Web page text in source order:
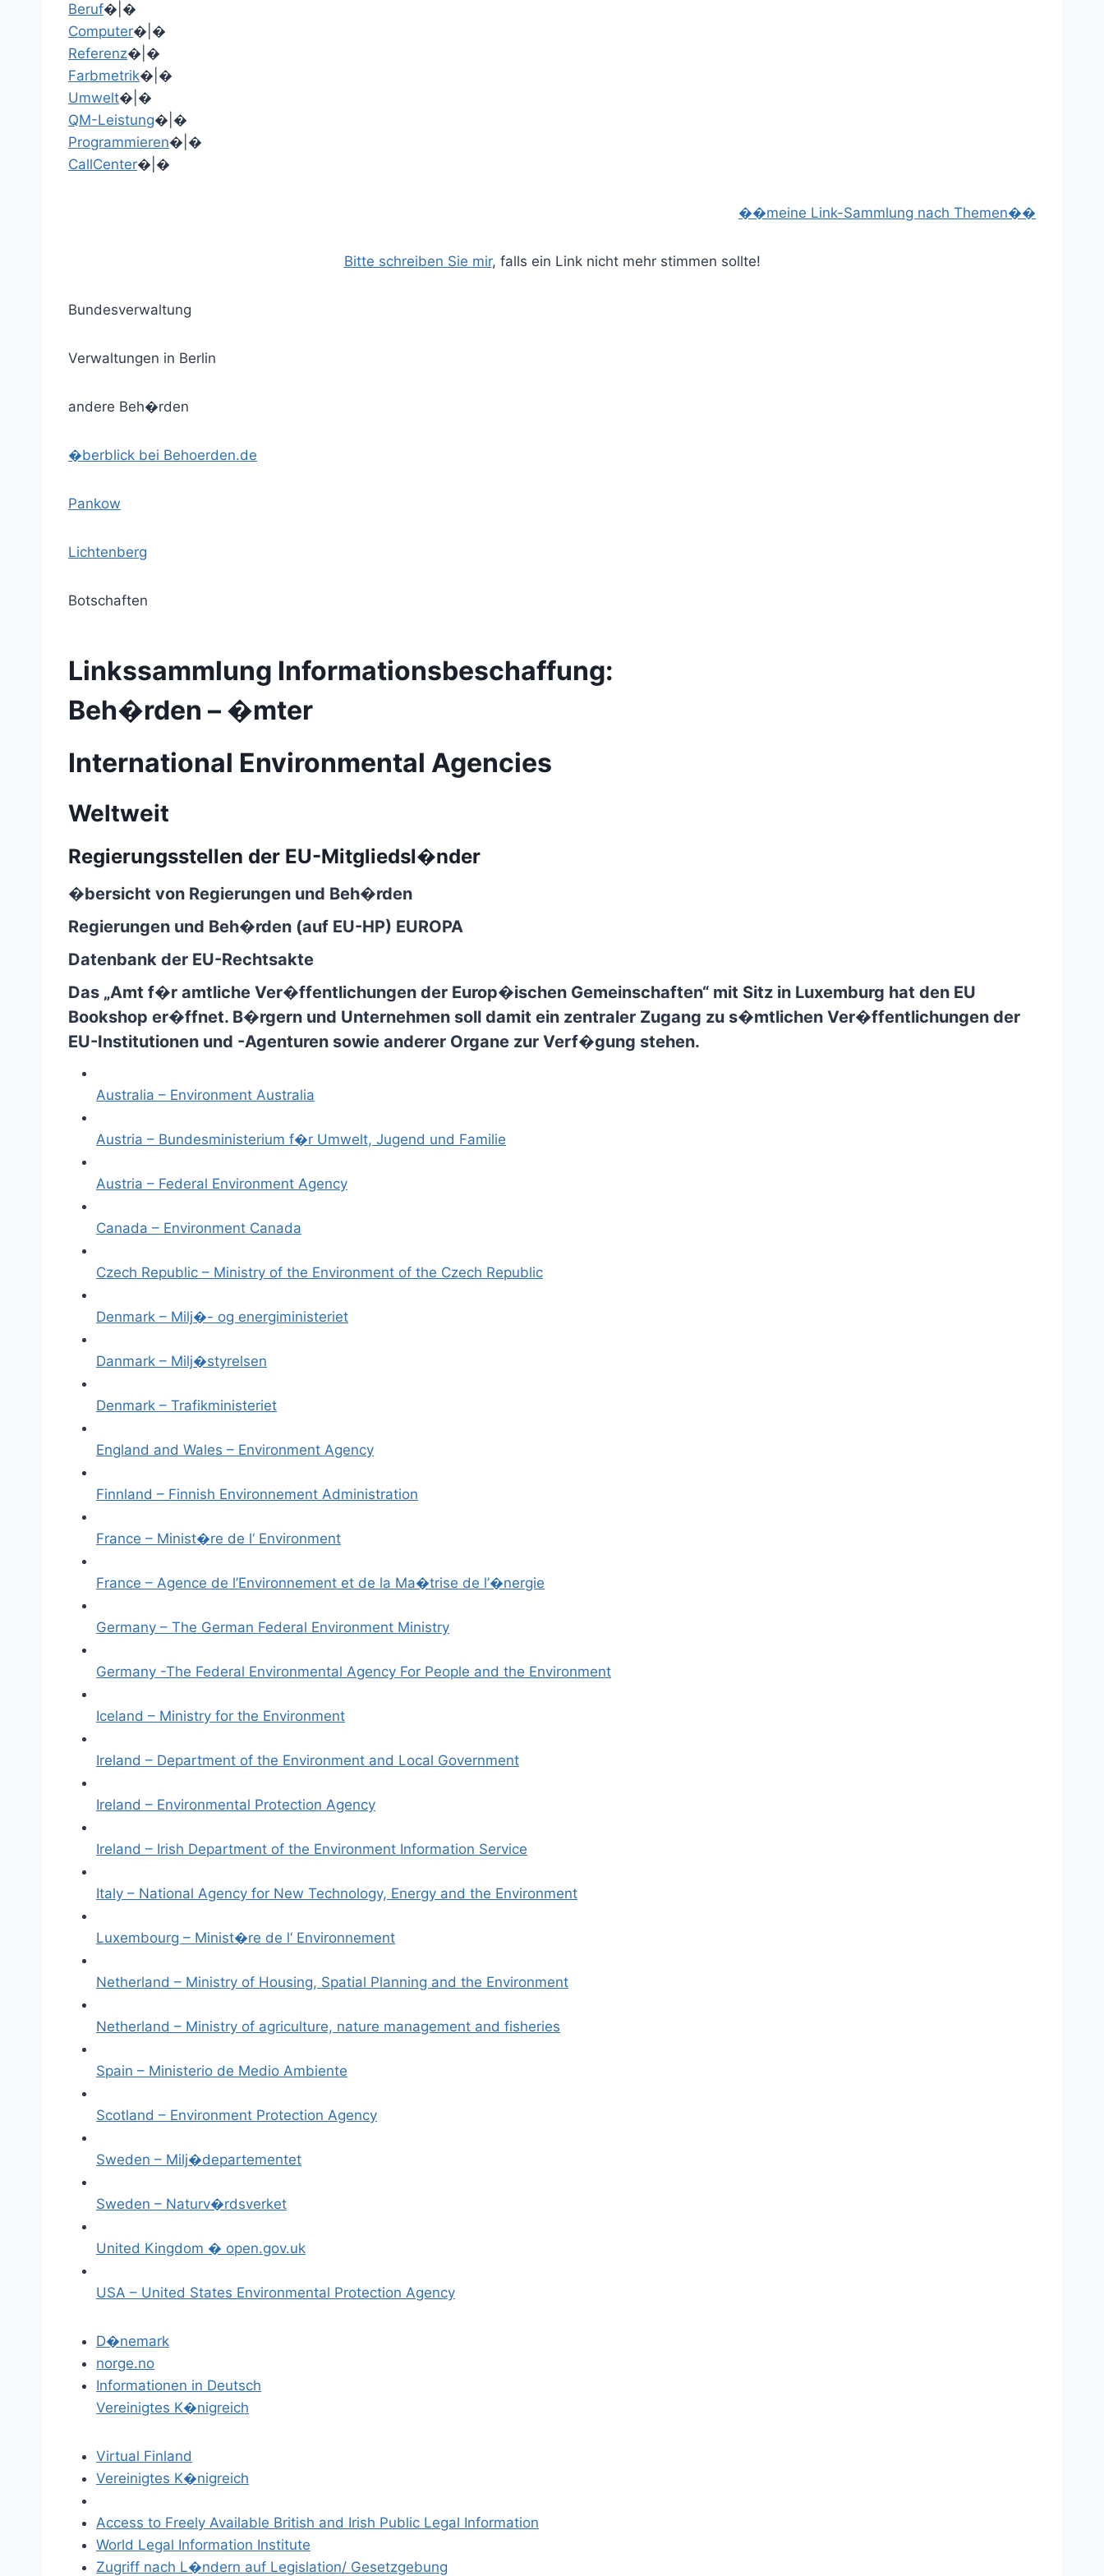
Beruf�|�
Computer�|�
Referenz�|�
Farbmetrik�|�
Umwelt�|�
QM-Leistung�|�
Programmieren�|�
CallCenter�|�
��meine Link-Sammlung nach Themen��
Bitte schreiben Sie mir, falls ein Link nicht mehr stimmen sollte!
Bundesverwaltung
Verwaltungen in Berlin
andere Beh�rden
�berblick bei Behoerden.de
Pankow
Lichtenberg
Botschaften
Linkssammlung Informationsbeschaffung:
Beh�rden – �mter
International Environmental Agencies
Weltweit
Regierungsstellen der EU-Mitgliedsl�nder
�bersicht von Regierungen und Beh�rden
Regierungen und Beh�rden (auf EU-HP) EUROPA
Datenbank der EU-Rechtsakte
Das „Amt f�r amtliche Ver�ffentlichungen der Europ�ischen Gemeinschaften“ mit Sitz in Luxemburg hat den EU
Bookshop er�ffnet. B�rgern und Unternehmen soll damit ein zentraler Zugang zu s�mtlichen Ver�ffentlichungen der
EU-Institutionen und -Agenturen sowie anderer Organe zur Verf�gung stehen.
Australia – Environment Australia
Austria – Bundesministerium f�r Umwelt, Jugend und Familie
Austria – Federal Environment Agency
Canada – Environment Canada
Czech Republic – Ministry of the Environment of the Czech Republic
Denmark – Milj�- og energiministeriet
Danmark – Milj�styrelsen
Denmark – Trafikministeriet
England and Wales – Environment Agency
Finnland – Finnish Environnement Administration
France – Minist�re de l‘ Environment
France – Agence de l’Environnement et de la Ma�trise de l’�nergie
Germany – The German Federal Environment Ministry
Germany -The Federal Environmental Agency For People and the Environment
Iceland – Ministry for the Environment
Ireland – Department of the Environment and Local Government
Ireland – Environmental Protection Agency
Ireland – Irish Department of the Environment Information Service
Italy – National Agency for New Technology, Energy and the Environment
Luxembourg – Minist�re de l‘ Environnement
Netherland – Ministry of Housing, Spatial Planning and the Environment
Netherland – Ministry of agriculture, nature management and fisheries
Spain – Ministerio de Medio Ambiente
Scotland – Environment Protection Agency
Sweden – Milj�departementet
Sweden – Naturv�rdsverket
United Kingdom � open.gov.uk
USA – United States Environmental Protection Agency
D�nemark
norge.no
Informationen in Deutsch
Vereinigtes K�nigreich
Virtual Finland
Vereinigtes K�nigreich
Access to Freely Available British and Irish Public Legal Information
World Legal Information Institute
Zugriff nach L�ndern auf Legislation/ Gesetzgebung